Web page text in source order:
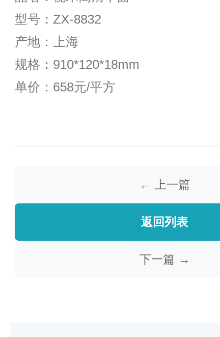
型号：ZX-8832
产地：上海
规格：910*120*18mm
单价： 658元/平方
← 上一篇
返回列表
下一篇 →